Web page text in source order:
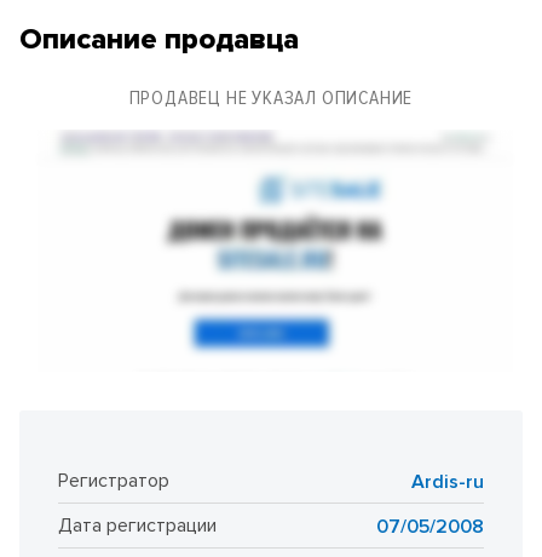
Описание продавца
ПРОДАВЕЦ НЕ УКАЗАЛ ОПИСАНИЕ
Регистратор
Ardis-ru
Дата регистрации
07/05/2008